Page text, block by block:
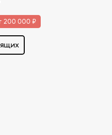
200 000 ₽